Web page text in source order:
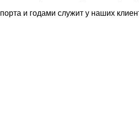
и годами служит у наших